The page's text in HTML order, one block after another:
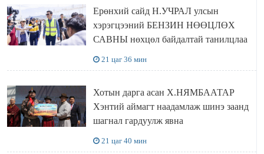
Ерөнхий сайд Н.УЧРАЛ улсын
хэрэгцээний БЕНЗИН НӨӨЦЛӨХ
САВНЫ нөхцөл байдалтай танилцлаа
21 цаг 36 мин
Хотын дарга асан Х.НЯМБААТАР
Хэнтий аймагт наадамлаж шинэ заанд
шагнал гардуулж явна
21 цаг 40 мин